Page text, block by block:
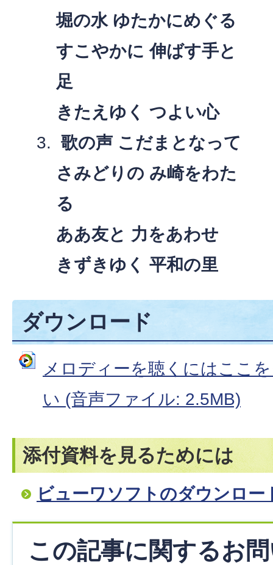
堀の水 ゆたかにめぐる
すこやかに 伸ばす手と
足
きたえゆく つよい心
歌の声 こだまとなって
さみどりの み崎をわた
る
ああ友と 力をあわせ
きずきゆく 平和の里
ダウンロード
メロディーを聴くにはここ
い (音声ファイル: 2.5MB)
添付資料を見るためには
ビューワソフトのダウンロー
この記事に関するお